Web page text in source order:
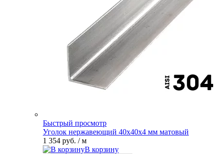
Быстрый просмотр
Уголок нержавеющий 40х40х4 мм матовый
1 354 руб. / м
В корзину